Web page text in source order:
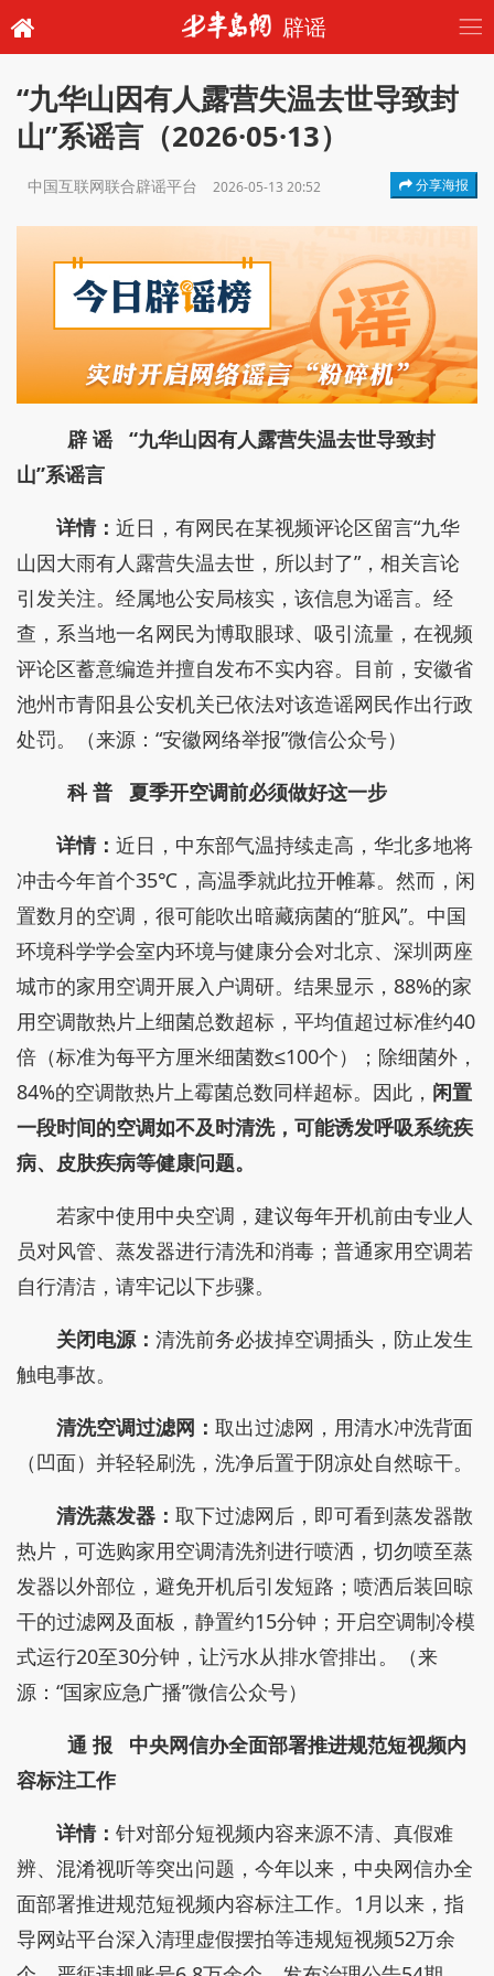
辟谣
“九华山因有人露营失温去世导致封
山”系谣言（2026·05·13）
中国互联网联合辟谣平台 2026-05-13 20:52 分享海报
辟 谣 “九华山因有人露营失温去世导致封
山”系谣言
详情： 近日，有网民在某视频评论区留言“九华
山因大雨有人露营失温去世，所以封了”，相关言论
引发关注。经属地公安局核实，该信息为谣言。经
查，系当地一名网民为博取眼球、吸引流量，在视频
评论区蓄意编造并擅自发布不实内容。目前，安徽省
池州市青阳县公安机关已依法对该造谣网民作出行政
处罚。（来源：“安徽网络举报”微信公众号）
科 普
夏季开空调前必须做好这一步
详情： 近日，中东部气温持续走高，华北多地将
冲击今年首个35℃，高温季就此拉开帷幕。然而，闲
置数月的空调，很可能吹出暗藏病菌的“脏风”。中国
环境科学学会室内环境与健康分会对北京、深圳两座
城市的家用空调开展入户调研。结果显示，88%的家
用空调散热片上细菌总数超标，平均值超过标准约40
倍（标准为每平方厘米细菌数≤100个）；除细菌外，
84%的空调散热片上霉菌总数同样超标。因此， 闲置
一段时间的空调如不及时清洗，可能诱发呼吸系统疾
病、皮肤疾病等健康问题。
若家中使用中央空调，建议每年开机前由专业人
员对风管、蒸发器进行清洗和消毒；普通家用空调若
自行清洁，请牢记以下步骤。
关闭电源： 清洗前务必拔掉空调插头，防止发生
触电事故。
清洗空调过滤网： 取出过滤网，用清水冲洗背面
（凹面）并轻轻刷洗，洗净后置于阴凉处自然晾干。
清洗蒸发器： 取下过滤网后，即可看到蒸发器散
热片，可选购家用空调清洗剂进行喷洒，切勿喷至蒸
发器以外部位，避免开机后引发短路；喷洒后装回晾
干的过滤网及面板，静置约15分钟；开启空调制冷模
式运行20至30分钟，让污水从排水管排出。（来
源：“国家应急广播”微信公众号）
通 报
中央网信办全面部署推进规范短视频内
容标注工作
详情： 针对部分短视频内容来源不清、真假难
辨、混淆视听等突出问题，今年以来，中央网信办全
面部署推进规范短视频内容标注工作。1月以来，指
导网站平台深入清理虚假摆拍等违规短视频52万余